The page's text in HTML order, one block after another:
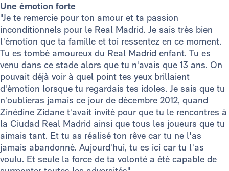
Une émotion forte
"Je te remercie pour ton amour et ta passion
inconditionnels pour le Real Madrid. Je sais très bien
l'émotion que ta famille et toi ressentez en ce moment.
Tu es tombé amoureux du Real Madrid enfant. Tu es
venu dans ce stade alors que tu n'avais que 13 ans. On
pouvait déjà voir à quel point tes yeux brillaient
d'émotion lorsque tu regardais tes idoles. Je sais que tu
n'oublieras jamais ce jour de décembre 2012, quand
Zinédine Zidane t'avait invité pour que tu le rencontres à
la Ciudad Real Madrid ainsi que tous les joueurs que tu
aimais tant. Et tu as réalisé ton rêve car tu ne l'as
jamais abandonné. Aujourd'hui, tu es ici car tu l'as
voulu. Et seule la force de ta volonté a été capable de